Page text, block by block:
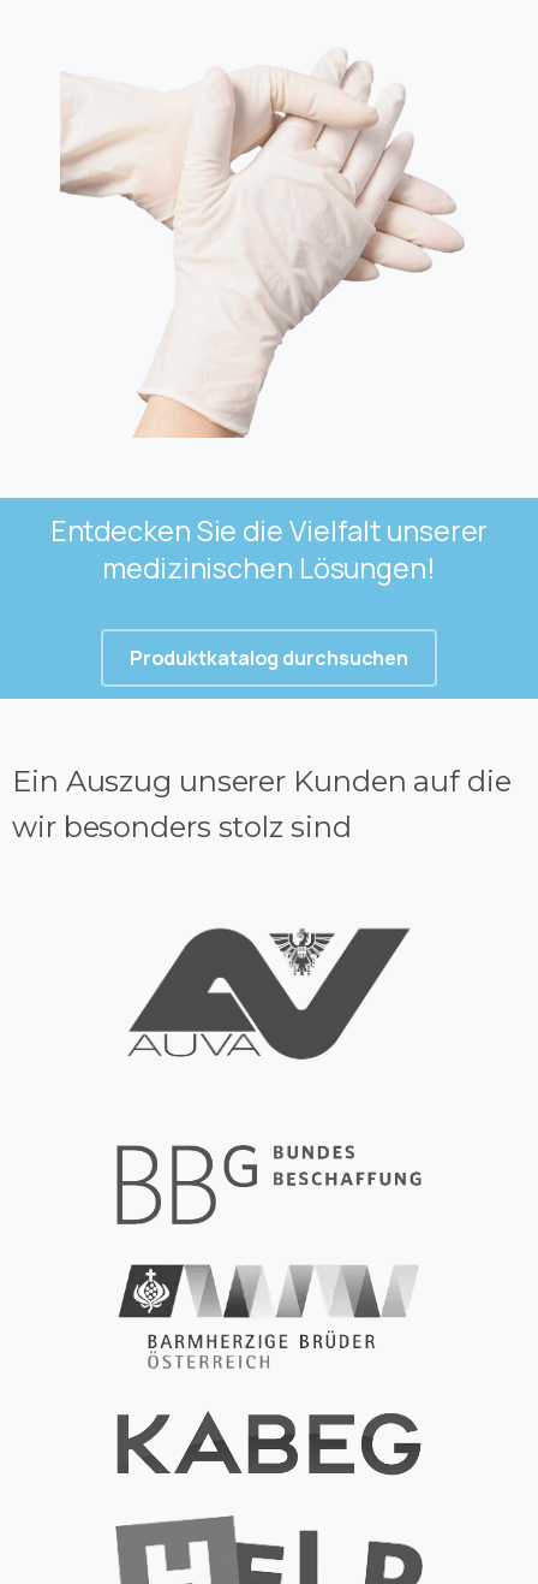
EntdeckenSie dieVielfaltunserer
medizinischen Lösungen!
Produktkatalog durchsuchen
Ein Auszug unserer Kunden auf die
wir besonders stolz sind